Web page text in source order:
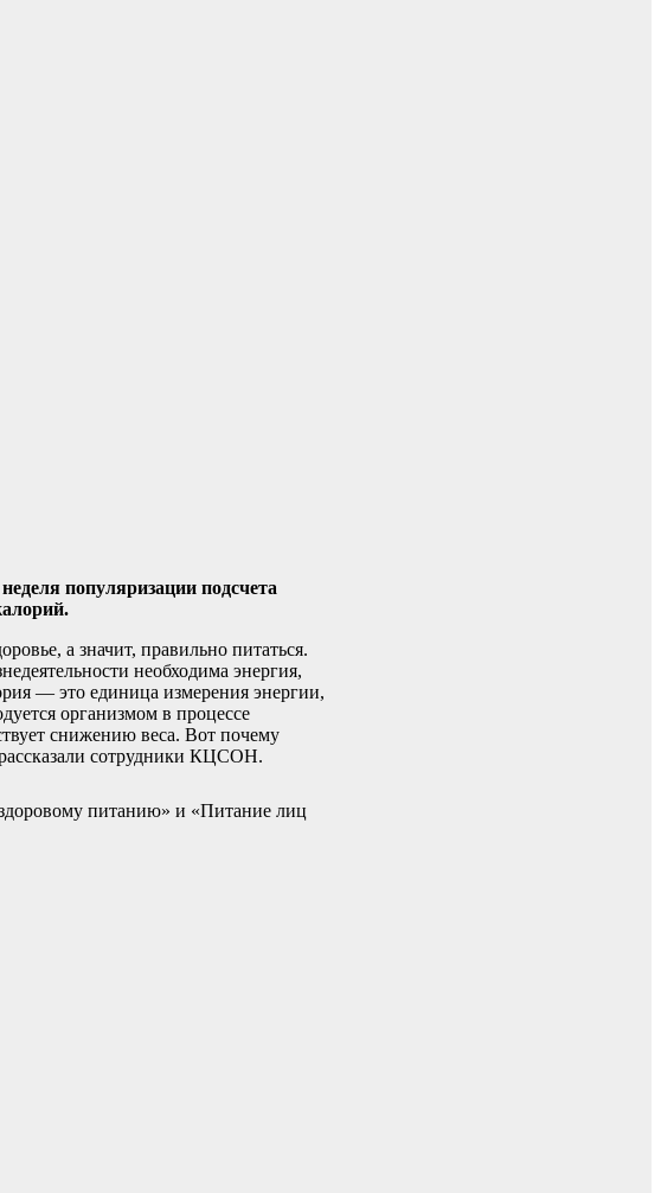
популяризации подсчета
а значит, правильно питаться.
необходима энергия,
— это единица измерения энергии,
организмом в процессе
снижению веса. Вот почему
сотрудники КЦСОН.
питанию» и «Питание лиц